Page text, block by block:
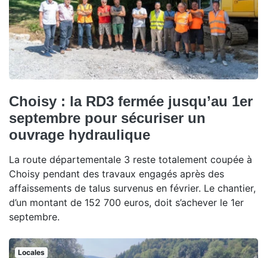
Choisy : la RD3 fermée jusqu’au 1er
septembre pour sécuriser un
ouvrage hydraulique
La route départementale 3 reste totalement coupée à
Choisy pendant des travaux engagés après des
affaissements de talus survenus en février. Le chantier,
d’un montant de 152 700 euros, doit s’achever le 1er
septembre.
Locales